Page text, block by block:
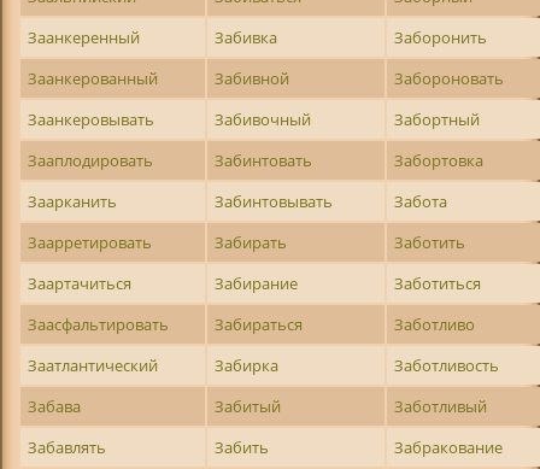
Заанкеренный
Забивка
Заборонить
Заанкерованный
Забивной
Забороновать
Заанкеровывать
Забивочный
Забортный
Зааплодировать
Забинтовать
Забортовка
Заарканить
Забинтовывать
Забота
Заарретировать
Забирать
Заботить
Заартачиться
Забирание
Заботиться
Заасфальтировать
Забираться
Заботливо
Заатлантический
Забирка
Заботливость
Забава
Забитый
Заботливый
Забавлять
Забить
Забракование